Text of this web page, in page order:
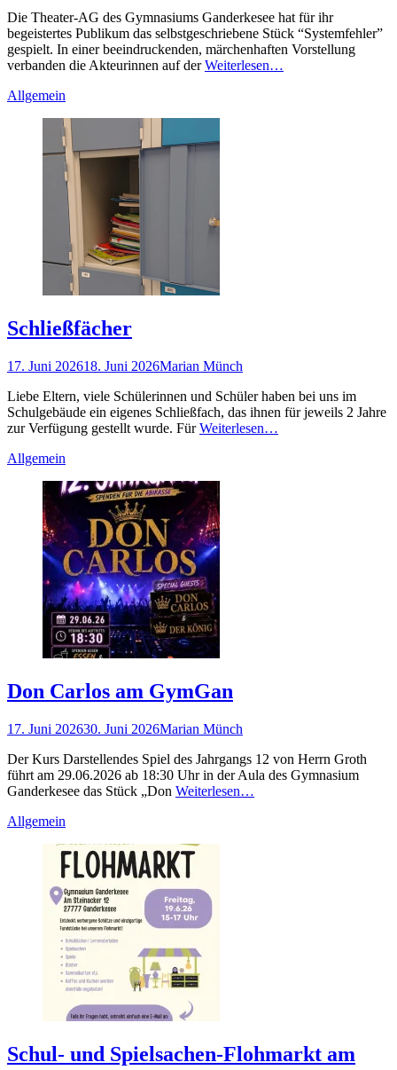
Die Theater-AG des Gymnasiums Ganderkesee hat für ihr
begeistertes Publikum das selbstgeschriebene Stück “Systemfehler”
gespielt. In einer beeindruckenden, märchenhaften Vorstellung
verbanden die Akteurinnen auf derWeiterlesen…
Kategorien
Allgemein
Schließfächer
Gepostet
17. Juni 202618. Juni 2026Autor
Marian Münch
Liebe Eltern, viele Schülerinnen und Schüler haben bei uns im
Schulgebäude ein eigenes Schließfach, das ihnen für jeweils 2 Jahre
zur Verfügung gestellt wurde. FürWeiterlesen…
Kategorien
Allgemein
Don Carlos am GymGan
Gepostet
17. Juni 202630. Juni 2026Autor
Marian Münch
Der Kurs Darstellendes Spiel des Jahrgangs 12 von Herrn Groth
führt am 29.06.2026 ab 18:30 Uhr in der Aula des Gymnasium
Ganderkesee das Stück „Don Weiterlesen…
Kategorien
Allgemein
Schul- und Spielsachen-Flohmarkt am